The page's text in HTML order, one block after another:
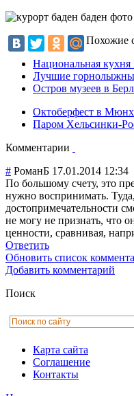
Похожие
Национальная кухня
Лучшие
Остров музеев в
Октоберфест в
Паром Хельсинки-
Комментарии
# РоманБ 17.01.2014 12:34
По большому счету, это
нужно воспринимать.
достопримечательности
не могу не признать, что
ценности, сравнивая,
Ответить
Обновить список
Добавить комментарий
Поиск
Карта сайта
Соглашение
Контакты